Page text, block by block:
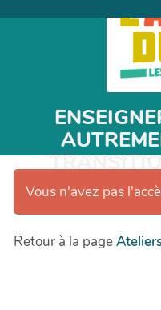
Vous n'avez pas
Retour à la page